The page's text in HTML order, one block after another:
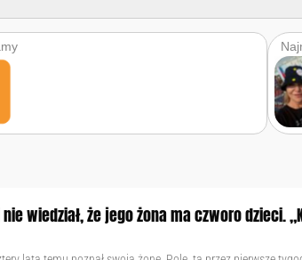
wiedział, że jego żona ma czworo dzieci.